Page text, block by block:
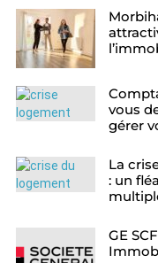
vous
gérer
La
: un
GE